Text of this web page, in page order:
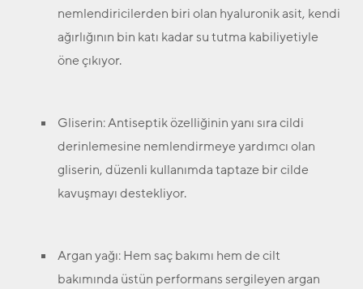
nemlendiricilerden biri olan hyaluronik asit, kendi
ağırlığının bin katı kadar su tutma kabiliyetiyle
öne çıkıyor.
Gliserin:Antiseptik özelliğinin yanı sıra cildi
derinlemesine nemlendirmeye yardımcı olan
gliserin, düzenli kullanımda taptaze bir cilde
kavuşmayı destekliyor.
Argan yağı:Hem saç bakımı hem de cilt
bakımında üstün performans sergileyen argan